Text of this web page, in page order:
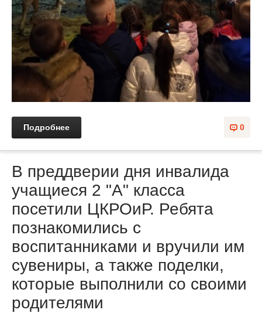
0
Подробнее
В преддверии дня инвалида
учащиеся 2 "А" класса
посетили ЦКРОиР. Ребята
познакомились с
воспитанниками и вручили им
сувениры, а также поделки,
которые выполнили со своими
родителями